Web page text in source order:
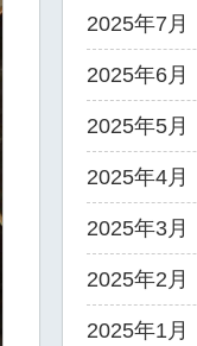
2025年7月
2025年6月
2025年5月
2025年4月
2025年3月
2025年2月
2025年1月